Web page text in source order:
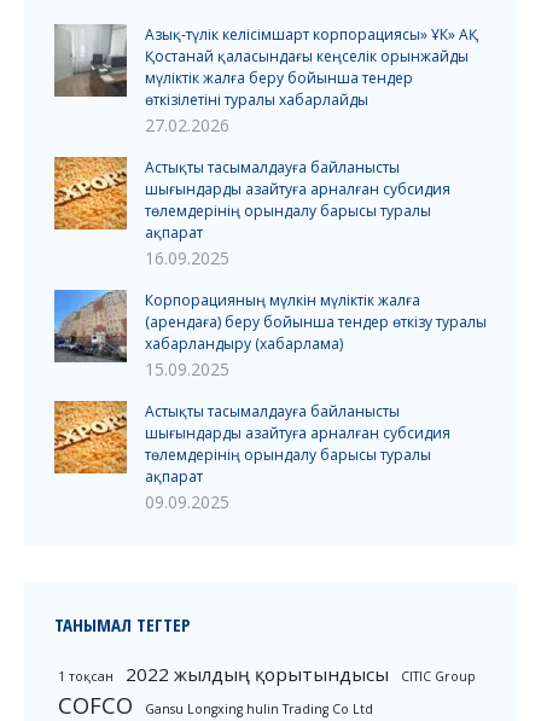
Азық-түлік келісімшарт корпорациясы» ҰК» АҚ
Қостанай қаласындағы кеңселік орынжайды
мүліктік жалға беру бойынша тендер
өткізілетіні туралы хабарлайды
27.02.2026
Астықты тасымалдауға байланысты
шығындарды азайтуға арналған субсидия
төлемдерінің орындалу барысы туралы
ақпарат
16.09.2025
Корпорацияның мүлкін мүліктік жалға
(арендаға) беру бойынша тендер өткізу туралы
хабарландыру (хабарлама)
15.09.2025
Астықты тасымалдауға байланысты
шығындарды азайтуға арналған субсидия
төлемдерінің орындалу барысы туралы
ақпарат
09.09.2025
ТАНЫМАЛ ТЕГТЕР
1 тоқсан 2022 жылдың қорытындысы CITIC Group
COFCO Gansu Longxing hulin Trading Co Ltd